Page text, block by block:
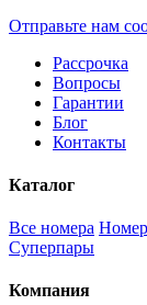
Отправьте нам
Рассрочка
Вопросы
Гарантии
Блог
Контакты
Каталог
Все номера
Суперпары
Компания